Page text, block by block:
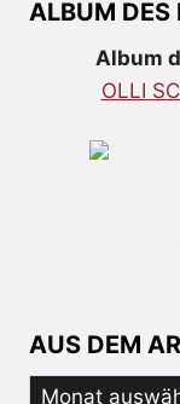
ALBUM DES
Album
OLLI
AUS DEM
Aus